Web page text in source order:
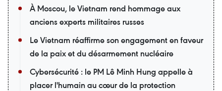
À Moscou, le Vietnam rend hommage aux
anciens experts militaires russes
Le Vietnam réaffirme son engagement en faveur
de la paix et du désarmement nucléaire
Cybersécurité : le PM Lê Minh Hung appelle à
placer l'humain au cœur de la protection